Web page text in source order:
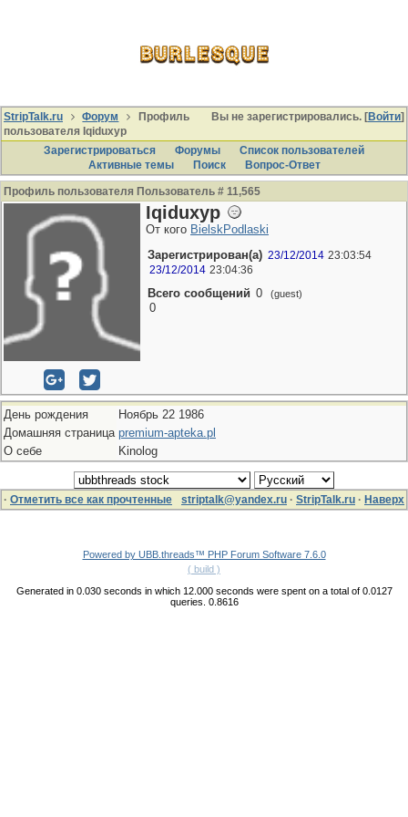
Вы не зарегистрировались. [Войти]
StripTalk.ru Форум
Профиль
пользователя Iqiduxyp
Зарегистрироваться
Форумы
Список пользователей
Активные темы
Поиcк Вопрос-Ответ
Профиль пользователя Пользователь # 11,565
Iqiduxyp
От кого BielskPodlaski
Зарегистрирован(а) 23/12/2014 23:03:54
23/12/2014 23:04:36
Всего сообщений 0 (guest)
0
День рождения
Ноябрь 22 1986
Домашняя страница premium-apteka.pl
О себе
Kinolog
· Отметить все как прочтенные striptalk@yandex.ru · StripTalk.ru · Наверх
Powered by UBB.threads™ PHP Forum Software 7.6.0
( build )
Generated in 0.030 seconds in which 12.000 seconds were spent on a total of 0.0127
queries. 0.8616